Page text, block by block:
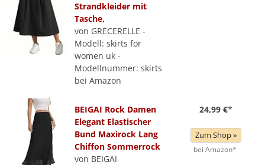
Strandkleider mit
Tasche,
von GRECERELLE -
Modell: skirts for
women uk -
Modellnummer: skirts
bei Amazon
BEIGAI Rock Damen
Elegant Elastischer
Bund Maxirock Lang
Chiffon Sommerrock
von BEIGAI
24,99 €*
Zum Shop »
bei Amazon*